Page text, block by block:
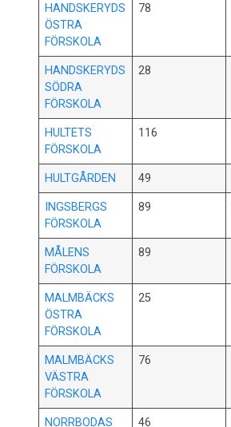
HANDSKERYDS
ÖSTRA
FÖRSKOLA
78
HANDSKERYDS
SÖDRA
FÖRSKOLA
28
HULTETS
FÖRSKOLA
116
HULTGÅRDEN 49
INGSBERGS
FÖRSKOLA
89
MÅLENS
FÖRSKOLA
89
MALMBÄCKS
ÖSTRA
FÖRSKOLA
25
MALMBÄCKS
VÄSTRA
FÖRSKOLA
76
NORRBODAS
46